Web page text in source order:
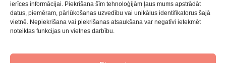
ierīces informācijai. Piekrišana šīm tehnoloģijām ļaus mums apstrādāt
datus, piemēram, pārlūkošanas uzvedību vai unikālus identifikatorus šajā
vietnē. Nepiekrišana vai piekrišanas atsaukšana var negatīvi ietekmēt
noteiktas funkcijas un vietnes darbību.
Seko mums: